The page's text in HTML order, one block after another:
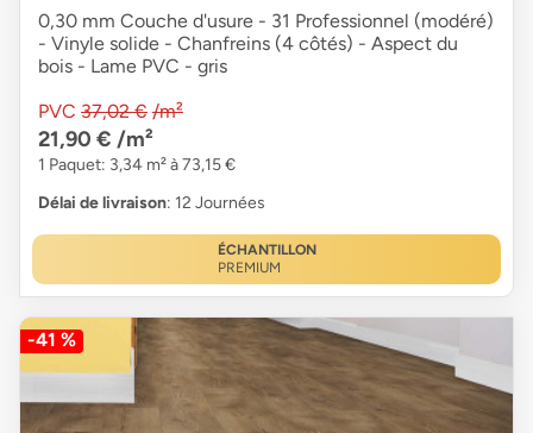
0,30 mm Couche d'usure - 31 Professionnel (modéré)
- Vinyle solide - Chanfreins (4 côtés) - Aspect du
bois - Lame PVC - gris
PVC 37,02 € /m²
21,90 € /m²
1 Paquet: 3,34 m² à 73,15 €
Délai de livraison: 12 Journées
ÉCHANTILLON
PREMIUM
-41 %